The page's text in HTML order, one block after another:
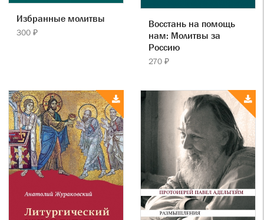
Избранные молитвы
300 ₽
Восстань на помощь
нам: Молитвы за
Россию
270 ₽